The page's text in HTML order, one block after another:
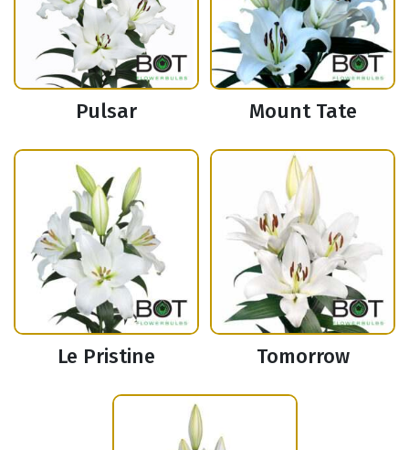
Pulsar Mount Tate
Le Pristine Tomorrow